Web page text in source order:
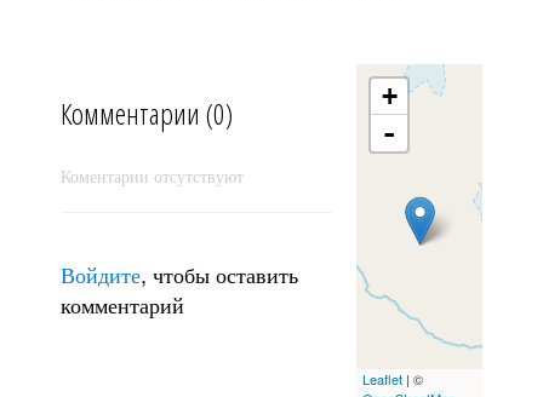
Игристый вечер
Комментарии (0)
Коментарии отсутствуют
Войдите, чтобы оставить
комментарий
+
-
Leaflet| ©